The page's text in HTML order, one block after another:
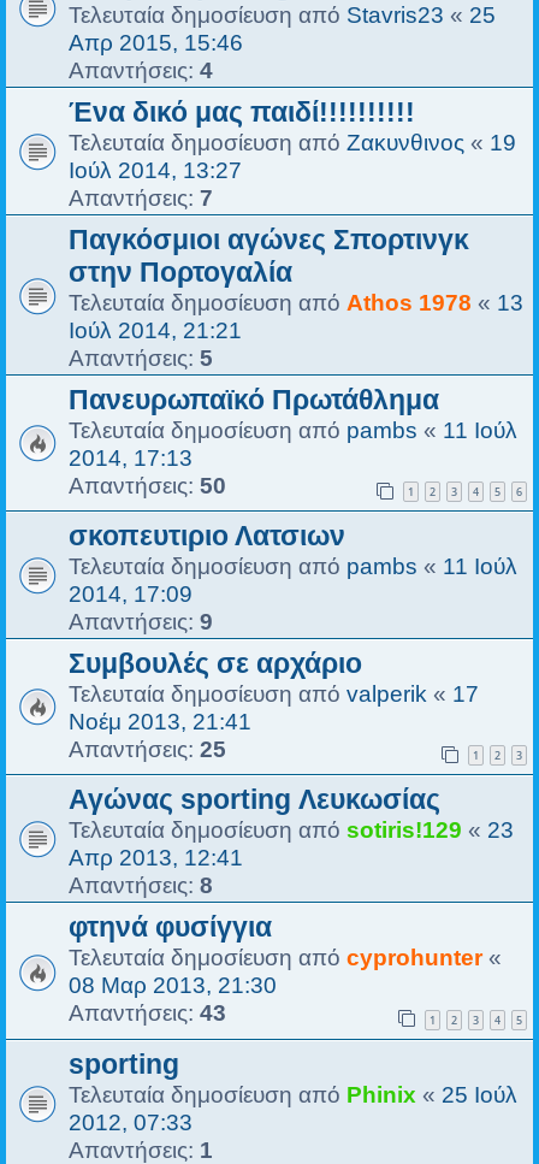
Τελευταία δημοσίευση από Stavris23 « 25
Απρ 2015, 15:46
Απαντήσεις: 4
Ένα δικό μας παιδί!!!!!!!!!!
Τελευταία δημοσίευση από Ζακυνθινος « 19
Ιούλ 2014, 13:27
Απαντήσεις: 7
Παγκόσμιοι αγώνες Σπορτινγκ
στην Πορτογαλία
Τελευταία δημοσίευση από Athos 1978 « 13
Ιούλ 2014, 21:21
Απαντήσεις: 5
Πανευρωπαϊκό Πρωτάθλημα
Τελευταία δημοσίευση από pambs « 11 Ιούλ
2014, 17:13
Απαντήσεις: 50 1 2 3 4 5 6
σκοπευτιριο Λατσιων
Τελευταία δημοσίευση από pambs « 11 Ιούλ
2014, 17:09
Απαντήσεις: 9
Συμβουλές σε αρχάριο
Τελευταία δημοσίευση από valperik « 17
Νοέμ 2013, 21:41
Απαντήσεις: 25 1 2 3
Αγώνας sporting Λευκωσίας
Τελευταία δημοσίευση από sotiris!129 « 23
Απρ 2013, 12:41
Απαντήσεις: 8
φτηνά φυσίγγια
Τελευταία δημοσίευση από cyprohunter«
08 Μαρ 2013, 21:30
Απαντήσεις: 43 1 2 3 4 5
sporting
Τελευταία δημοσίευση από Phinix « 25 Ιούλ
2012, 07:33
Απαντήσεις: 1